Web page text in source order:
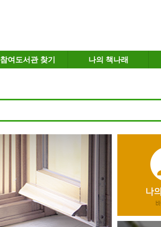
참여도서관 찾기 나의 책나래